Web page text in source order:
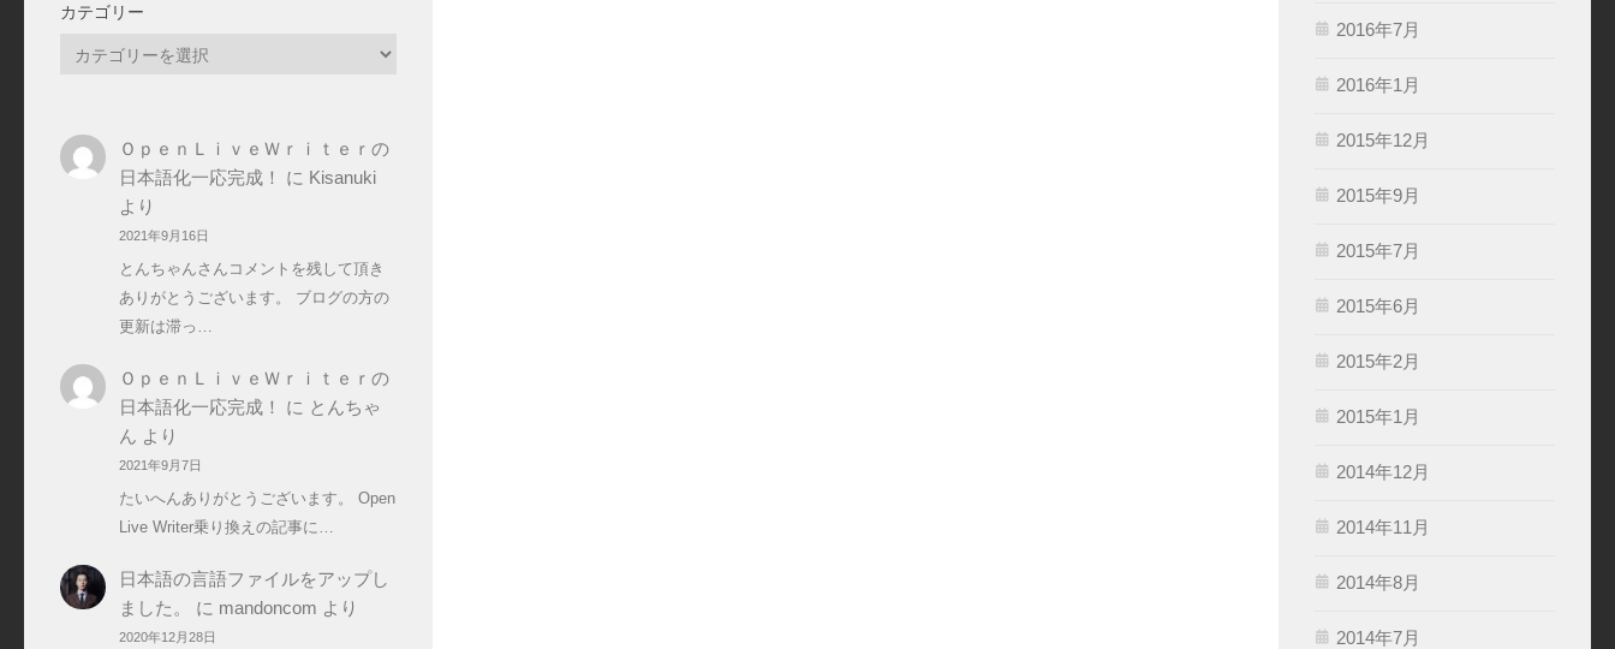
カテゴリー
リ
ー
ＯｐｅｎＬｉｖｅＷｒｉｔｅｒの
日本語化一応完成！
に Kisanuki
より
2021年9月16日
とんちゃんさんコメントを残して頂き
ありがとうございます。 ブログの方の
更新は滞っ…
ＯｐｅｎＬｉｖｅＷｒｉｔｅｒの
日本語化一応完成！
に とんちゃ
ん より
2021年9月7日
たいへんありがとうございます。 Open
Live Writer乗り換えの記事に…
日本語の言語ファイルをアップし
ました。
に mandoncom より
2020年12月28日
2016年7月
2016年1月
2015年12月
2015年9月
2015年7月
2015年6月
2015年2月
2015年1月
2014年12月
2014年11月
2014年8月
2014年7月